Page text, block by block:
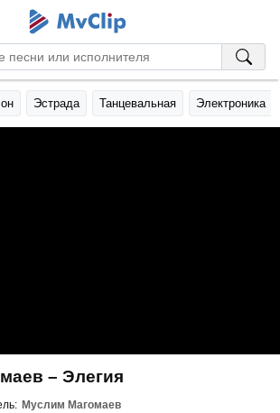
Эстрада Танцевальная Электроника
– Элегия
Муслим Магомаев